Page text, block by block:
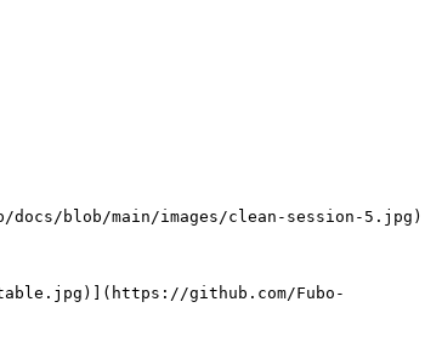
blob/main/images/clean-session-5.jpg)
table.jpg)](https://github.com/Fubo-